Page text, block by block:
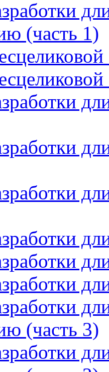
(часть 1)
(часть 3)